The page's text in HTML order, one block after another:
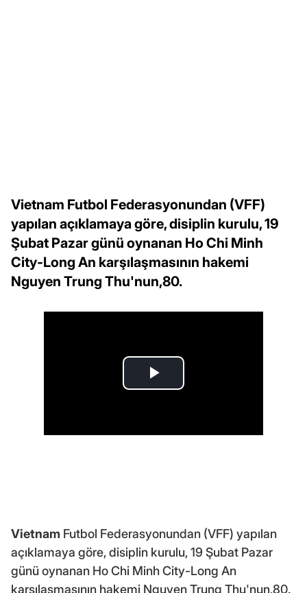
Vietnam Futbol Federasyonundan (VFF)
yapılan açıklamaya göre, disiplin kurulu, 19
Şubat Pazar günü oynanan Ho Chi Minh
City-Long An karşılaşmasının hakemi
Nguyen Trung Thu'nun,80.
Vietnam Futbol Federasyonundan (VFF) yapılan
açıklamaya göre, disiplin kurulu, 19 Şubat Pazar
günü oynanan Ho Chi Minh City-Long An
karşılaşmasının hakemi Nguyen Trung Thu'nun,80.